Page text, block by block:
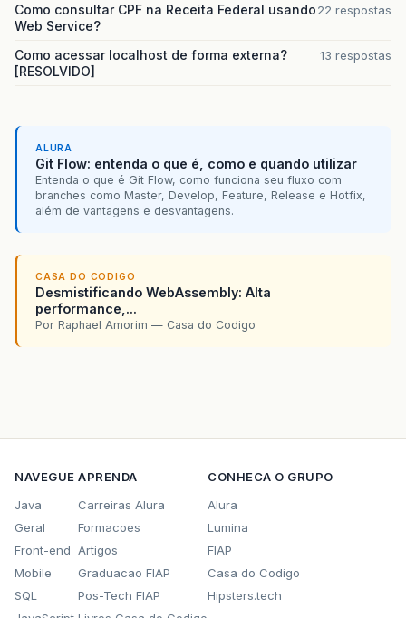
Como consultar CPF na Receita Federal usando
Web Service?
22 respostas
Como acessar localhost de forma externa?
[RESOLVIDO]
13 respostas
ALURA
Git Flow: entenda o que é, como e quando utilizar
Entenda o que é Git Flow, como funciona seu fluxo com
branches como Master, Develop, Feature, Release e Hotfix,
além de vantagens e desvantagens.
CASA DO CODIGO
Desmistificando WebAssembly: Alta
performance,...
Por Raphael Amorim — Casa do Codigo
NAVEGUE
Java
Geral
Front-end
Mobile
SQL
APRENDA
Carreiras Alura
Formacoes
Artigos
Graduacao FIAP
Pos-Tech FIAP
CONHECA O GRUPO
Alura
Lumina
FIAP
Casa do Codigo
Hipsters.tech